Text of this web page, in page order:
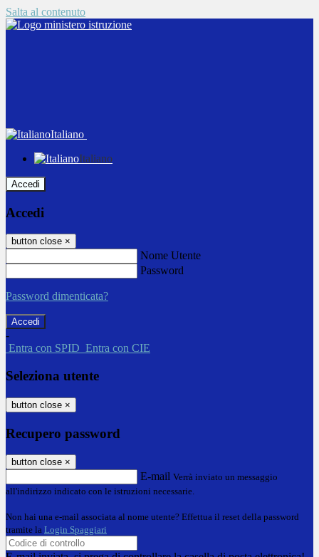
Salta al contenuto
Italiano
Italiano
Accedi
Accedi
button close ×
Nome Utente
Password
Password dimenticata?
-
Entra con SPID Entra con CIE
Seleziona utente
button close ×
Recupero password
button close ×
E-mail Verrà inviato un messaggio
all'indirizzo indicato con le istruzioni necessarie.
Non hai una e-mail associata al nome utente? Effettua il reset della password
tramite la Login Spaggiari